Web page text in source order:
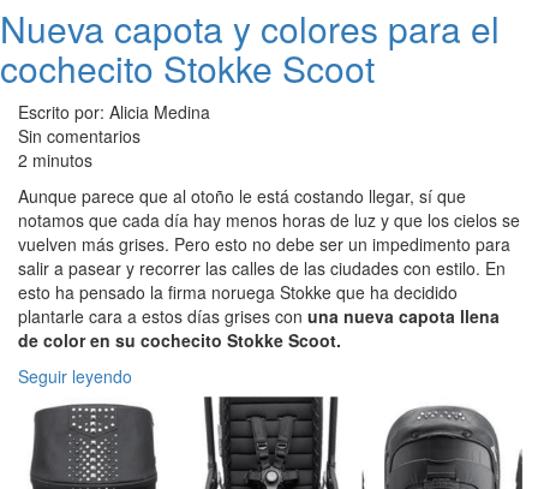
Nueva capota y colores para el
cochecito Stokke Scoot
Escrito por: Alicia Medina
Sin comentarios
2 minutos
Aunque parece que al otoño le está costando llegar, sí que
notamos que cada día hay menos horas de luz y que los cielos se
vuelven más grises. Pero esto no debe ser un impedimento para
salir a pasear y recorrer las calles de las ciudades con estilo. En
esto ha pensado la firma noruega Stokke que ha decidido
plantarle cara a estos días grises con una nueva capota llena
de color en su cochecito Stokke Scoot.
Seguir leyendo